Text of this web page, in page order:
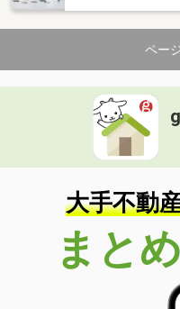
ペー
大手不動
まと